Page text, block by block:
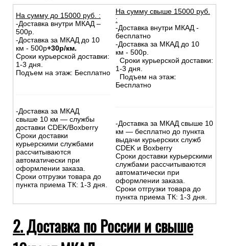
На сумму до 15000 руб. :
-Доставка внутри МКАД –
500р.
-Доставка за МКАД до 10
км - 500р+30р/км.
Сроки курьерской доставки:
1-3 дня.
Подъем на этаж: Бесплатно
-Доставка за МКАД
свыше 10 км — службы
доставки CDEK/Boxberry
Сроки доставки
курьерскими службами
рассчитываются
автоматически при
оформлении заказа.
Сроки отгрузки товара до
пункта приема ТК: 1-3 дня.
На сумму свыше 15000 руб.
:
-Доставка внутри МКАД -
бесплатно
-Доставка за МКАД до 10
км - 500р.
Сроки курьерской доставки:
1-3 дня.
Подъем на этаж:
Бесплатно
-Доставка за МКАД свыше 10
км — бесплатно до пункта
выдачи курьерских служб
CDEK и Boxberry
Сроки доставки курьерскими
службами рассчитываются
автоматически при
оформлении заказа.
Сроки отгрузки товара до
пункта приема ТК: 1-3 дня.
2. Доставка по России и свыше